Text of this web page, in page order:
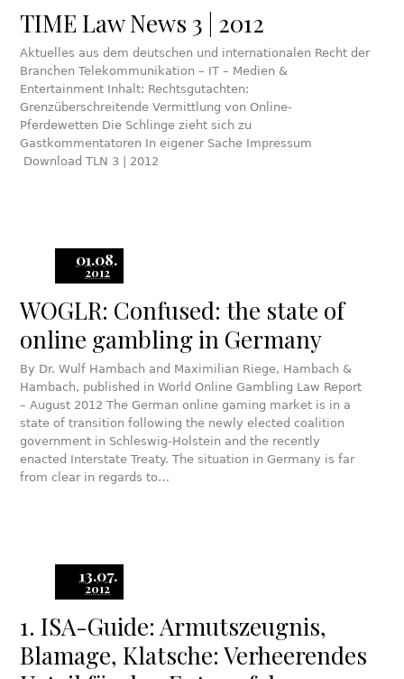
TIME Law News 3 | 2012
Aktuelles aus dem deutschen und internationalen Recht der
Branchen Telekommunikation – IT – Medien &
Entertainment Inhalt: Rechtsgutachten:
Grenzüberschreitende Vermittlung von Online-
Pferdewetten Die Schlinge zieht sich zu
Gastkommentatoren In eigener Sache Impressum
Download TLN 3 | 2012
01.08.
2012
WOGLR: Confused: the state of
online gambling in Germany
By Dr. Wulf Hambach and Maximilian Riege, Hambach &
Hambach, published in World Online Gambling Law Report
– August 2012 The German online gaming market is in a
state of transition following the newly elected coalition
government in Schleswig-Holstein and the recently
enacted Interstate Treaty. The situation in Germany is far
from clear in regards to…
13.07.
2012
1. ISA-Guide: Armutszeugnis,
Blamage, Klatsche: Verheerendes